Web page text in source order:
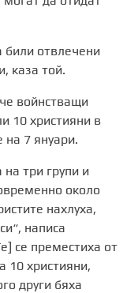
били отвлечени
каза той.
войнстващи
10 християни в
на 7 януари.
три групи и
около
нахлуха,
написа
се преместиха от
10 християни,
други бяха